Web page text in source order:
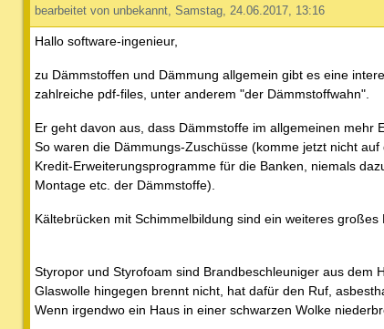
bearbeitet von unbekannt, Samstag, 24.06.2017, 13:16
Hallo software-ingenieur,
zu Dämmstoffen und Dämmung allgemein gibt es eine
zahlreiche pdf-files, unter anderem "der Dämmstoffwahn".
Er geht davon aus, dass Dämmstoffe im allgemeinen mehr
So waren die Dämmungs-Zuschüsse (komme jetzt nicht
Kredit-Erweiterungsprogramme für die Banken, niemals
Montage etc. der Dämmstoffe).
Kältebrücken mit Schimmelbildung sind ein weiteres großes
Styropor und Styrofoam sind Brandbeschleuniger aus dem
Glaswolle hingegen brennt nicht, hat dafür den Ruf,
Wenn irgendwo ein Haus in einer schwarzen Wolke